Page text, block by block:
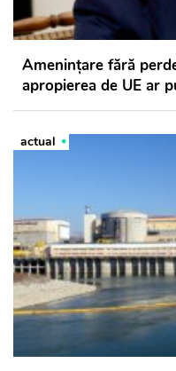
Amenințare fără
apropierea de UE ar
actual